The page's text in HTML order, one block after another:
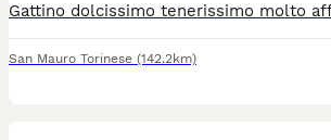
San Mauro Torinese (142.2km)